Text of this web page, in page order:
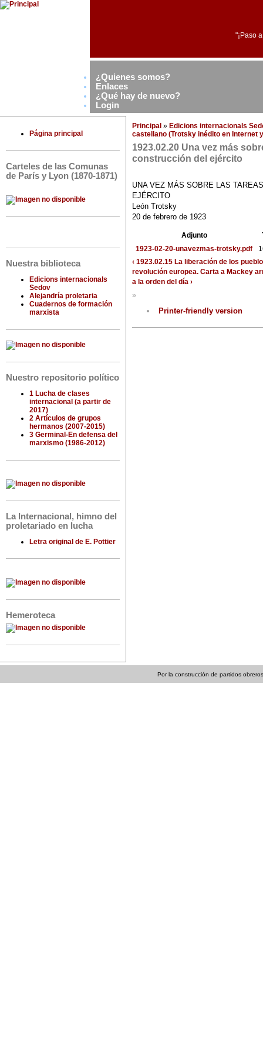
"¡Paso
¿Quienes somos?
Enlaces
¿Qué hay de nuevo?
Login
Página principal
Carteles de las Comunas
de París y Lyon (1870-1871)
Nuestra biblioteca
Edicions internacionals
Sedov
Alejandría proletaria
Cuadernos de formación
marxista
Nuestro repositorio político
1 Lucha de clases
internacional (a partir de
2017)
2 Artículos de grupos
hermanos (2007-2015)
3 Germinal-En defensa del
marxismo (1986-2012)
La Internacional, himno del
proletariado en lucha
Letra original de E. Pottier
Hemeroteca
Principal » Edicions internacionals
castellano (Trotsky inédito en Internet
1923.02.20 Una vez más
construcción del ejército
UNA VEZ MÁS SOBRE LAS
EJÉRCITO
León Trotsky
20 de febrero de 1923
Adjunto
1923-02-20-unavezmas-trotsky.pdf
‹ 1923.02.15 La liberación de los
revolución europea. Carta a Mackey
a la orden del día ›
»
Printer-friendly version
Por la construcción de partidos